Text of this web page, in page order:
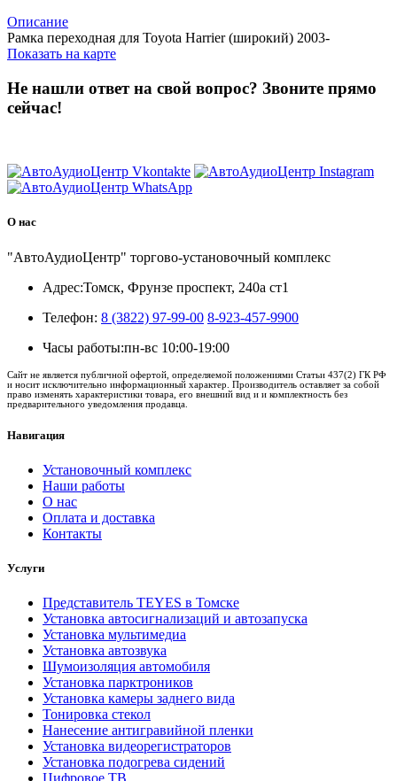
Описание
Рамка переходная для Toyota Harrier (широкий) 2003-
Показать на карте
Не нашли ответ на свой вопрос? Звоните прямо
сейчас!
О нас
"АвтоАудиоЦентр" торгово-установочный комплекс
Адрес:Томск, Фрунзе проспект, 240а ст1
Телефон: 8 (3822) 97-99-00 8-923-457-9900
Часы работы:пн-вс 10:00-19:00
Сайт не является публичной офертой, определяемой положениями Статьи 437(2) ГК РФ
и носит исключительно информационный характер. Производитель оставляет за собой
право изменять характеристики товара, его внешний вид и и комплектность без
предварительного уведомления продавца.
Навигация
Установочный комплекс
Наши работы
О нас
Оплата и доставка
Контакты
Услуги
Представитель TEYES в Томске
Установка автосигнализаций и автозапуска
Установка мультимедиа
Установка автозвука
Шумоизоляция автомобиля
Установка парктроников
Установка камеры заднего вида
Тонировка стекол
Нанесение антигравийной пленки
Установка видеорегистраторов
Установка подогрева сидений